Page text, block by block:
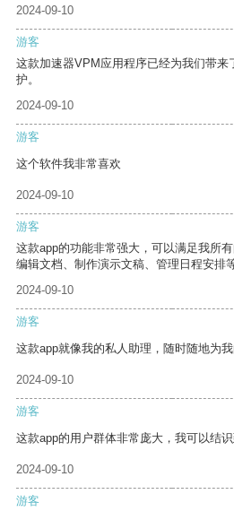
2024-09-10
游客
这款加速器VPM应用程序已经为我们带来
护。
2024-09-10
游客
这个软件我非常喜欢
2024-09-10
游客
这款app的功能非常强大，可以满足我所
编辑文档、制作演示文稿、管理日程安排等
2024-09-10
游客
这款app就像我的私人助理，随时随地为我
2024-09-10
游客
这款app的用户群体非常庞大，我可以结
2024-09-10
游客